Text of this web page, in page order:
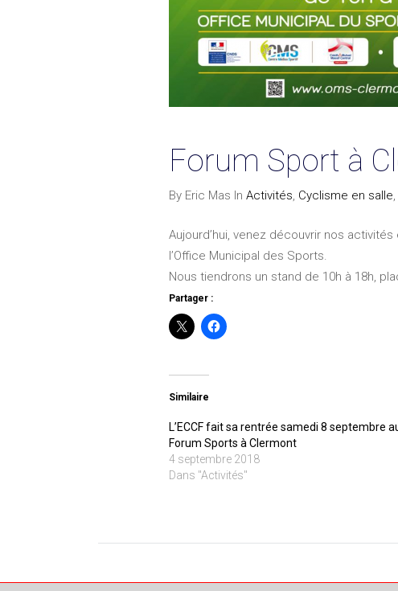
Forum Sport à
By Eric Mas In Activités, Cyclisme en salle,
Aujourd’hui, venez découvrir nos
l’Office Municipal des Sports.
Nous tiendrons un stand de 10h à 18h,
Partager :
Similaire
L’ECCF fait sa rentrée samedi 8 septembre
Forum Sports à Clermont
4 septembre 2018
Dans "Activités"